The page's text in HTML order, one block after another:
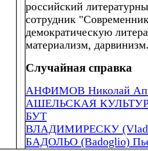
российский
сотрудник
демократическую
материализм,
Случайная справка
АНФИМОВ Николай
АШЕЛЬСКАЯ
БУТ
ВЛАДИМИРЕСКУ
БАДОЛЬО (Badoglio)